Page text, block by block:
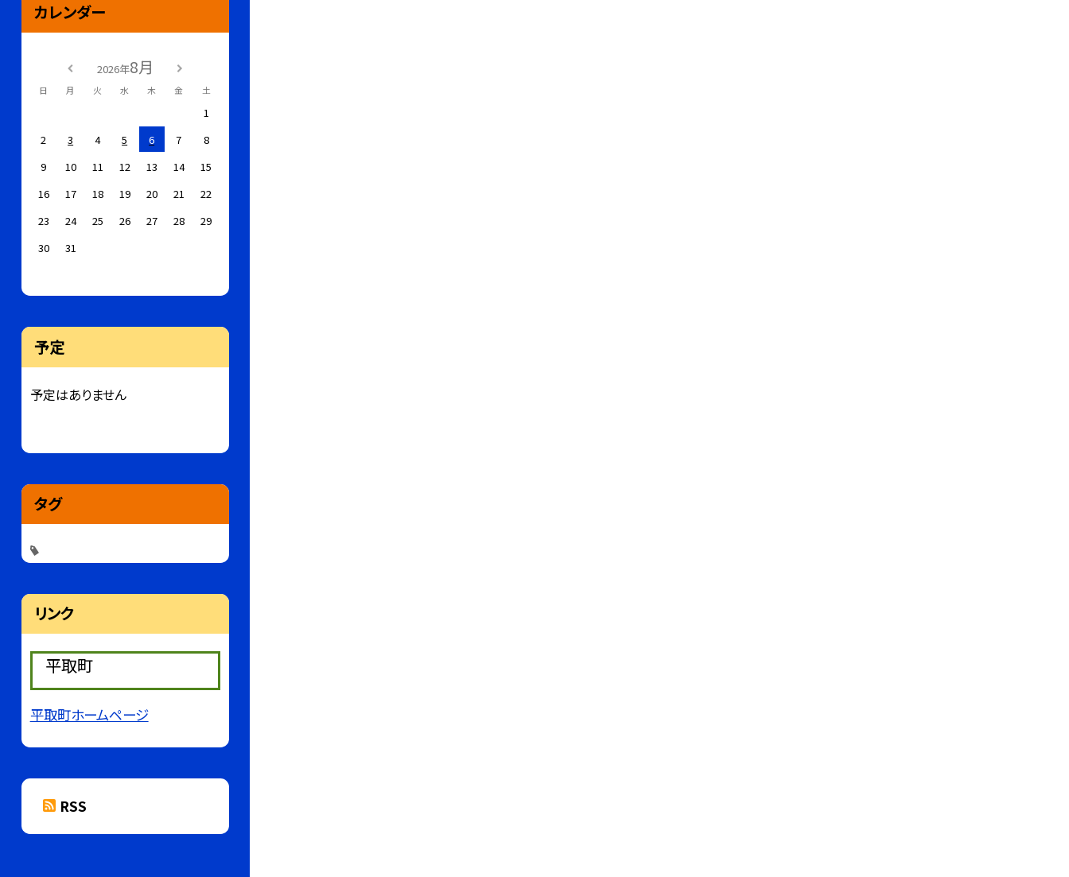
カレンダー
2026年8月
日 月 火 水 木 金 土
1
2
3 4 5 6 7
8
9
10 11 12 13 14
15
16
17 18 19 20 21
22
23
24 25 26 27 28
29
30
31
予定
予定はありません
タグ
リンク
平取町
平取町ホームページ
RSS